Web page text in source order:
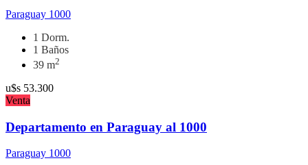
Paraguay 1000
1 Dorm.
1 Baños
39 m2
u$s 53.300
Venta
Departamento en Paraguay al 1000
Paraguay 1000